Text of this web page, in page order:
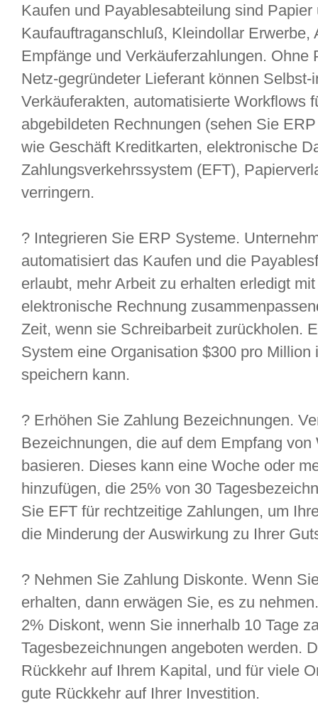
Kaufen und Payablesabteilung sind
Kaufauftraganschluß, Kleindollar Erwerbe,
Empfänge und Verkäuferzahlungen. Ohne
Netz-gegründeter Lieferant können
Verkäuferakten, automatisierte Workflows
abgebildeten Rechnungen (sehen Sie
wie Geschäft Kreditkarten, elektronische
Zahlungsverkehrssystem (EFT),
verringern.
? Integrieren Sie ERP Systeme.
automatisiert das Kaufen und die
erlaubt, mehr Arbeit zu erhalten erledigt
elektronische Rechnung
Zeit, wenn sie Schreibarbeit zurückholen.
System eine Organisation $300 pro Million
speichern kann.
? Erhöhen Sie Zahlung Bezeichnungen.
Bezeichnungen, die auf dem Empfang
basieren. Dieses kann eine Woche oder
hinzufügen, die 25% von 30
Sie EFT für rechtzeitige Zahlungen, um
die Minderung der Auswirkung zu Ihrer
? Nehmen Sie Zahlung Diskonte. Wenn
erhalten, dann erwägen Sie, es zu
2% Diskont, wenn Sie innerhalb 10 Tage
Tagesbezeichnungen angeboten werden.
Rückkehr auf Ihrem Kapital, und für viele
gute Rückkehr auf Ihrer Investition.